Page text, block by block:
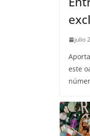
julio
este